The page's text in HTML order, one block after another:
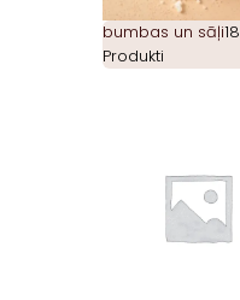
bumbas un sāļi18
Produkti